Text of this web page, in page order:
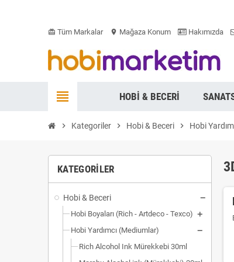
card_giftcard Tüm Markalar location_on Mağaza Konum Hakımızda
view_headline HOBI & BECERI
chevron_right Kategoriler chevron_right Hobi & Beceri chevron_right Hobi
KATEGORILER
Hobi & Beceri
Hobi Boyaları (Rich - Artdeco - Texco)
Hobi Yardımcı (Mediumlar)
Rich Alcohol Ink Mürekkebi 30ml